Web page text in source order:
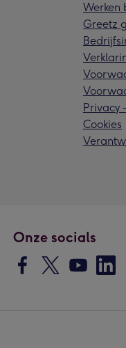
Werken
Greetz
Privacy
Cookies
Onze socials